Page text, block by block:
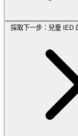
採取下一步：兒童 IED